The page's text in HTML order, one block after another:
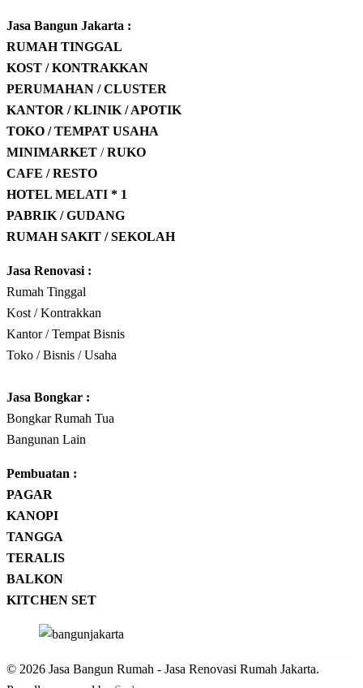
Jasa Bangun Jakarta :
RUMAH TINGGAL
KOST / KONTRAKKAN
PERUMAHAN / CLUSTER
KANTOR / KLINIK / APOTIK
TOKO / TEMPAT USAHA
MINIMARKET /RUKO
CAFE / RESTO
HOTEL MELATI * 1
PABRIK / GUDANG
RUMAH SAKIT / SEKOLAH
Jasa Renovasi :
Rumah Tinggal
Kost / Kontrakkan
Kantor / Tempat Bisnis
Toko / Bisnis / Usaha
Jasa Bongkar :
Bongkar Rumah Tua
Bangunan Lain
Pembuatan :
PAGAR
KANOPI
TANGGA
TERALIS
BALKON
KITCHEN SET
© 2026 Jasa Bangun Rumah - Jasa Renovasi Rumah Jakarta.